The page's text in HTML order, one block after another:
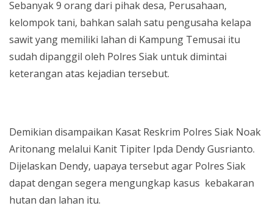
Sebanyak 9 orang dari pihak desa, Perusahaan,
kelompok tani, bahkan salah satu pengusaha kelapa
sawit yang memiliki lahan di Kampung Temusai itu
sudah dipanggil oleh Polres Siak untuk dimintai
keterangan atas kejadian tersebut.
Demikian disampaikan Kasat Reskrim Polres Siak Noak
Aritonang melalui Kanit Tipiter Ipda Dendy Gusrianto.
Dijelaskan Dendy, uapaya tersebut agar Polres Siak
dapat dengan segera mengungkap kasus kebakaran
hutan dan lahan itu.